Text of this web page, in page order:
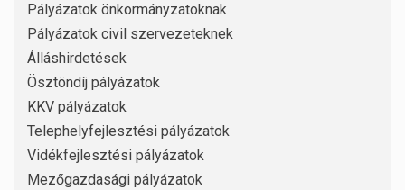
Pályázatok önkormányzatoknak
Pályázatok civil szervezeteknek
Álláshirdetések
Ösztöndíj pályázatok
KKV pályázatok
Telephelyfejlesztési pályázatok
Vidékfejlesztési pályázatok
Mezőgazdasági pályázatok